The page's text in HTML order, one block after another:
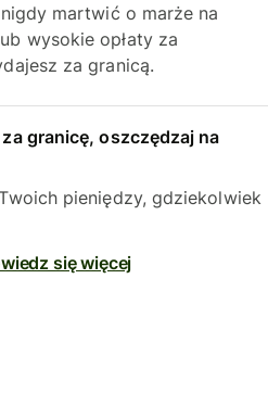
martwić o marże na
wysokie opłaty za
za granicą.
granicę, oszczędzaj na
pieniędzy, gdziekolwiek
się więcej